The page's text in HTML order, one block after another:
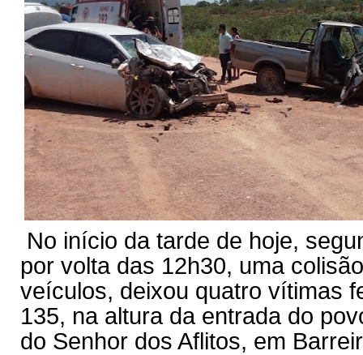
No início da tarde de hoje,
por volta das 12h30, uma
veículos, deixou quatro vítimas
135, na altura da entrada do
do Senhor dos Aflitos, em